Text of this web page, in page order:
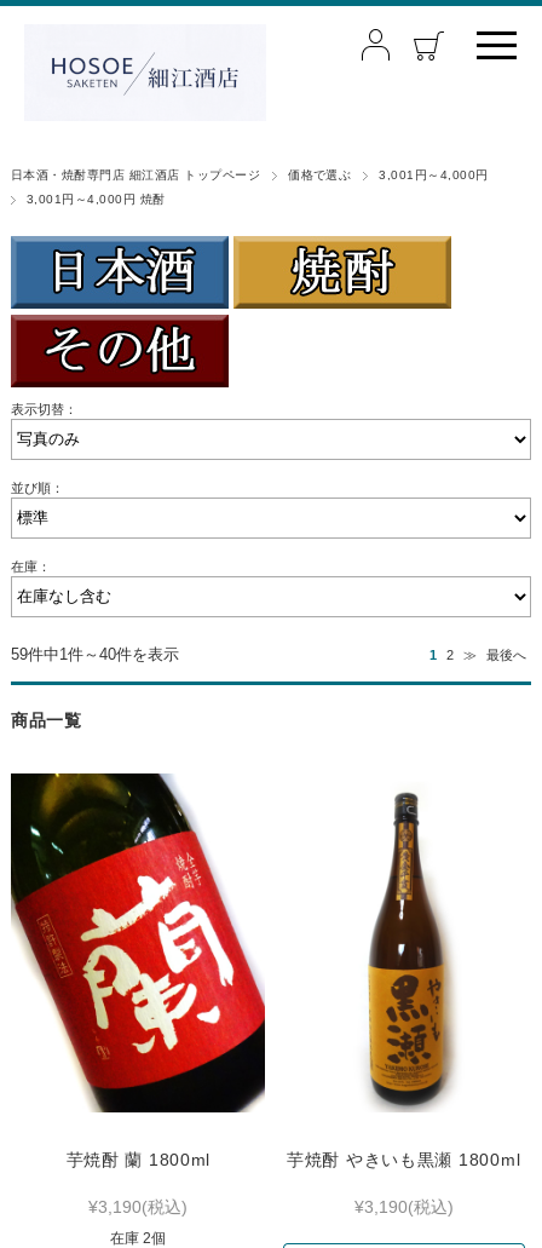
日本酒・焼酎専門店 細江酒店 トップページ 価格で選ぶ
3,001円～4,000円
3,001円～4,000円 焼酎
表示切替：
並び順：
在庫：
59件中1件～40件を表示 1 2 ≫ 最後へ
商品一覧
芋焼酎 蘭 1800ml
¥3,190(税込)
在庫 2個
芋焼酎 やきいも黒瀬 1800ml
¥3,190(税込)